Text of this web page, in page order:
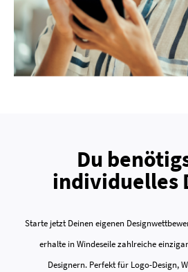
Du
individuelles
Starte jetzt Deinen eigenen
erhalte in Windeseile zahlreiche
Designern. Perfekt für Logo-Design,